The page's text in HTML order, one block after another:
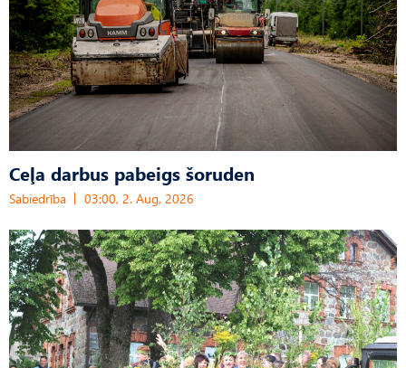
Ceļa darbus pabeigs šoruden
Sabiedrība 03:00, 2. Aug, 2026